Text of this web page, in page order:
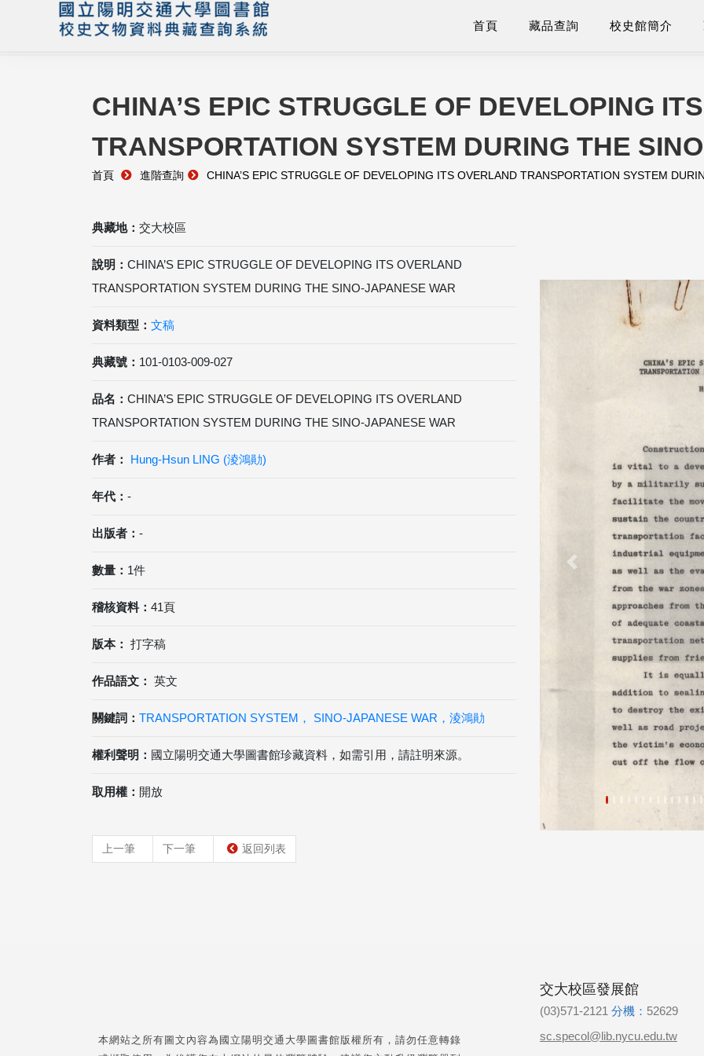
首頁 藏品查詢 校史館簡介
CHINA’S EPIC STRUGGLE OF DEVELOPING
TRANSPORTATION SYSTEM DURING THE
首頁 進階查詢 CHINA’S EPIC STRUGGLE OF DEVELOPING ITS OVERLAND TRANSPORTATION SYSTEM
典藏地： 交大校區
說明： CHINA’S EPIC STRUGGLE OF DEVELOPING ITS OVERLAND
TRANSPORTATION SYSTEM DURING THE SINO-JAPANESE WAR
資料類型： 文稿
典藏號： 101-0103-009-027
品名： CHINA’S EPIC STRUGGLE OF DEVELOPING ITS OVERLAND
TRANSPORTATION SYSTEM DURING THE SINO-JAPANESE WAR
作者： Hung-Hsun LING (淩鴻勛)
年代： -
出版者： -
數量： 1件
稽核資料： 41頁
版本： 打字稿
作品語文： 英文
關鍵詞： TRANSPORTATION SYSTEM， SINO-JAPANESE WAR，淩鴻勛
權利聲明： 國立陽明交通大學圖書館珍藏資料，如需引用，請註明來源。
取用權： 開放
上一筆 下一筆 返回列表
Previous
本網站之所有圖文內容為國立陽明交通大學圖書館版權所有，請勿任意轉錄
交大校區發展館
(03)571-2121 分機： 52629
sc.specol@lib.nycu.edu.tw